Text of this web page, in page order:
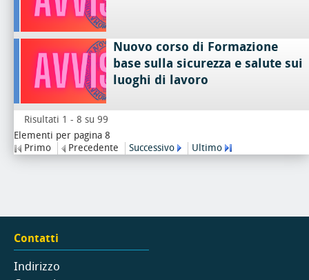
Nuovo corso di Formazione
base sulla sicurezza e salute sui
luoghi di lavoro
Risultati 1 - 8 su 99
Elementi per pagina 8
Primo
Precedente Successivo Ultimo
Contatti
Indirizzo